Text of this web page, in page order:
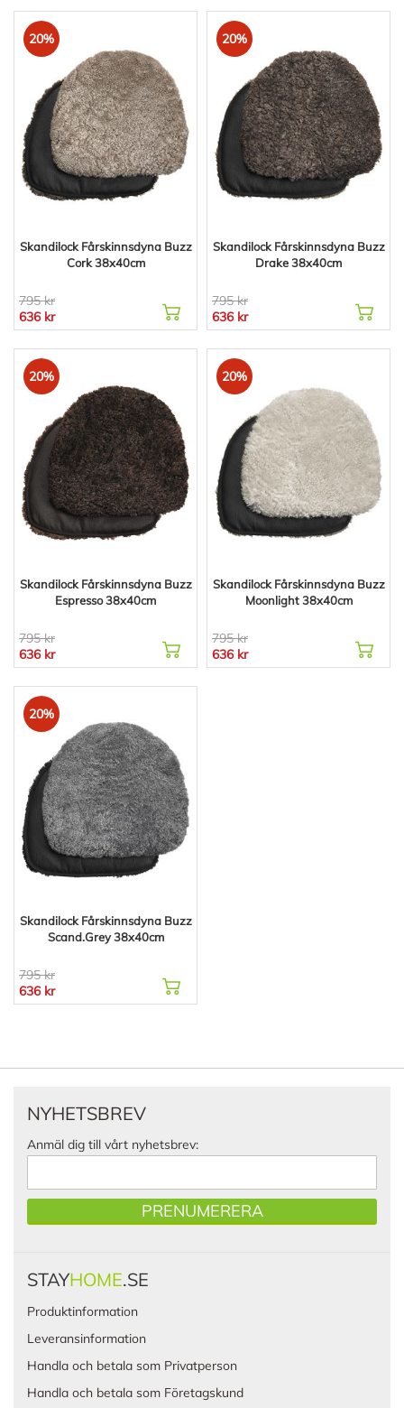
20%
Skandilock Fårskinnsdyna Buzz
Cork 38x40cm
795 kr
636 kr
20%
Skandilock Fårskinnsdyna Buzz
Drake 38x40cm
795 kr
636 kr
20%
Skandilock Fårskinnsdyna Buzz
Espresso 38x40cm
795 kr
636 kr
20%
Skandilock Fårskinnsdyna Buzz
Moonlight 38x40cm
795 kr
636 kr
20%
Skandilock Fårskinnsdyna Buzz
Scand.Grey 38x40cm
795 kr
636 kr
NYHETSBREV
Anmäl dig till vårt nyhetsbrev:
PRENUMERERA
STAYHOME.SE
Produktinformation
Leveransinformation
Handla och betala som Privatperson
Handla och betala som Företagskund